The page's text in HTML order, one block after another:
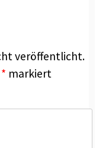
veröffentlicht.
* markiert